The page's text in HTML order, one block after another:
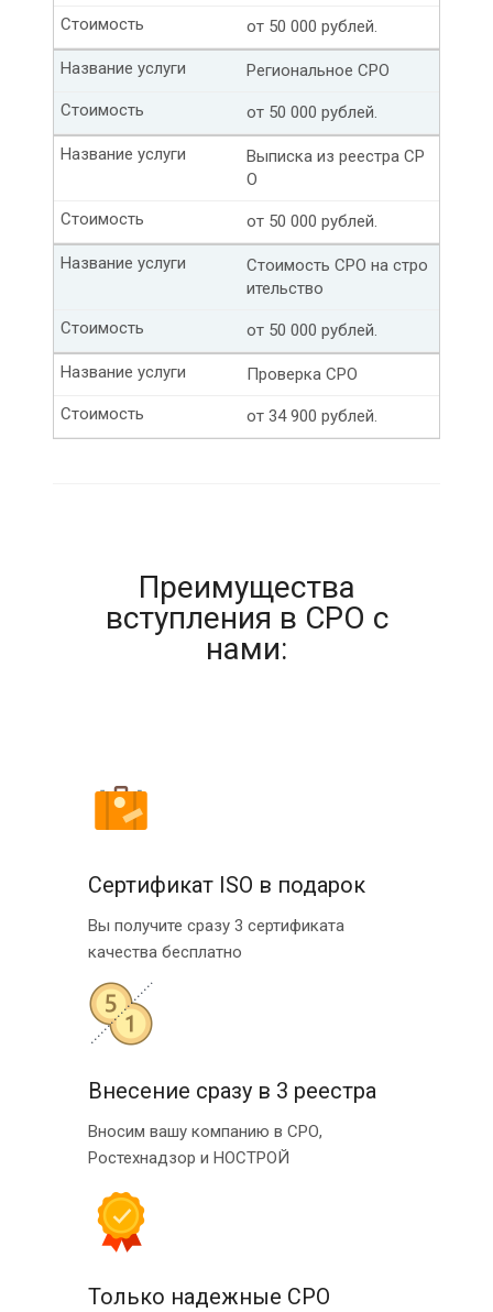
от 50 000 рублей.
Стоимость
Региональное СРО
Название услуги
от 50 000 рублей.
Стоимость
Выписка из реестра СР
О
Название услуги
от 50 000 рублей.
Стоимость
Стоимость СРО на стро
ительство
Название услуги
от 50 000 рублей.
Стоимость
Проверка СРО
Название услуги
от 34 900 рублей.
Стоимость
Преимущества
вступления в СРО с
нами:
Сертификат ISO в подарок
Вы получите сразу 3 сертификата
качества бесплатно
Внесение сразу в 3 реестра
Вносим вашу компанию в СРО,
Ростехнадзор и НОСТРОЙ
Только надежные СРО